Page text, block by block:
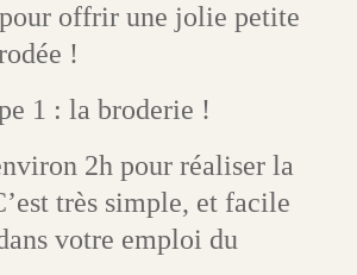
pour offrir une jolie petite
!
1 : la broderie !
2h pour réaliser la
très simple, et facile
votre emploi du